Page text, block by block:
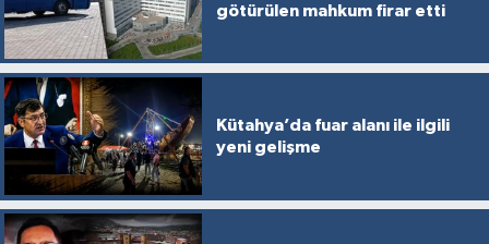
götürülen mahkum firar etti
Kütahya’da fuar alanı ile ilgili
yeni gelişme